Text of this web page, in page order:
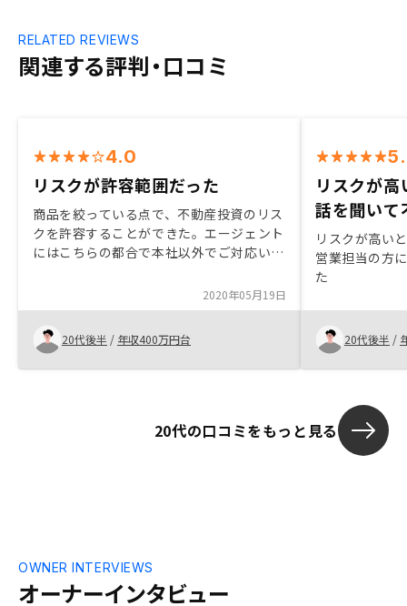
関連する評判・口コミ
RELATED REVIEWS
4.0
リスクが許容範囲だった
商品を絞っている点で、不動産投資のリス
クを許容することができた。エージェント
にはこちらの都合で本社以外でご対応いた
2020年05月19日
20代後半 / 年収400万円台
リスクが
話を聞いて
リスクが高い
営業担当の方
た
20代後半 /
20代の口コミをもっと見る
オーナーインタビュー
OWNER INTERVIEWS